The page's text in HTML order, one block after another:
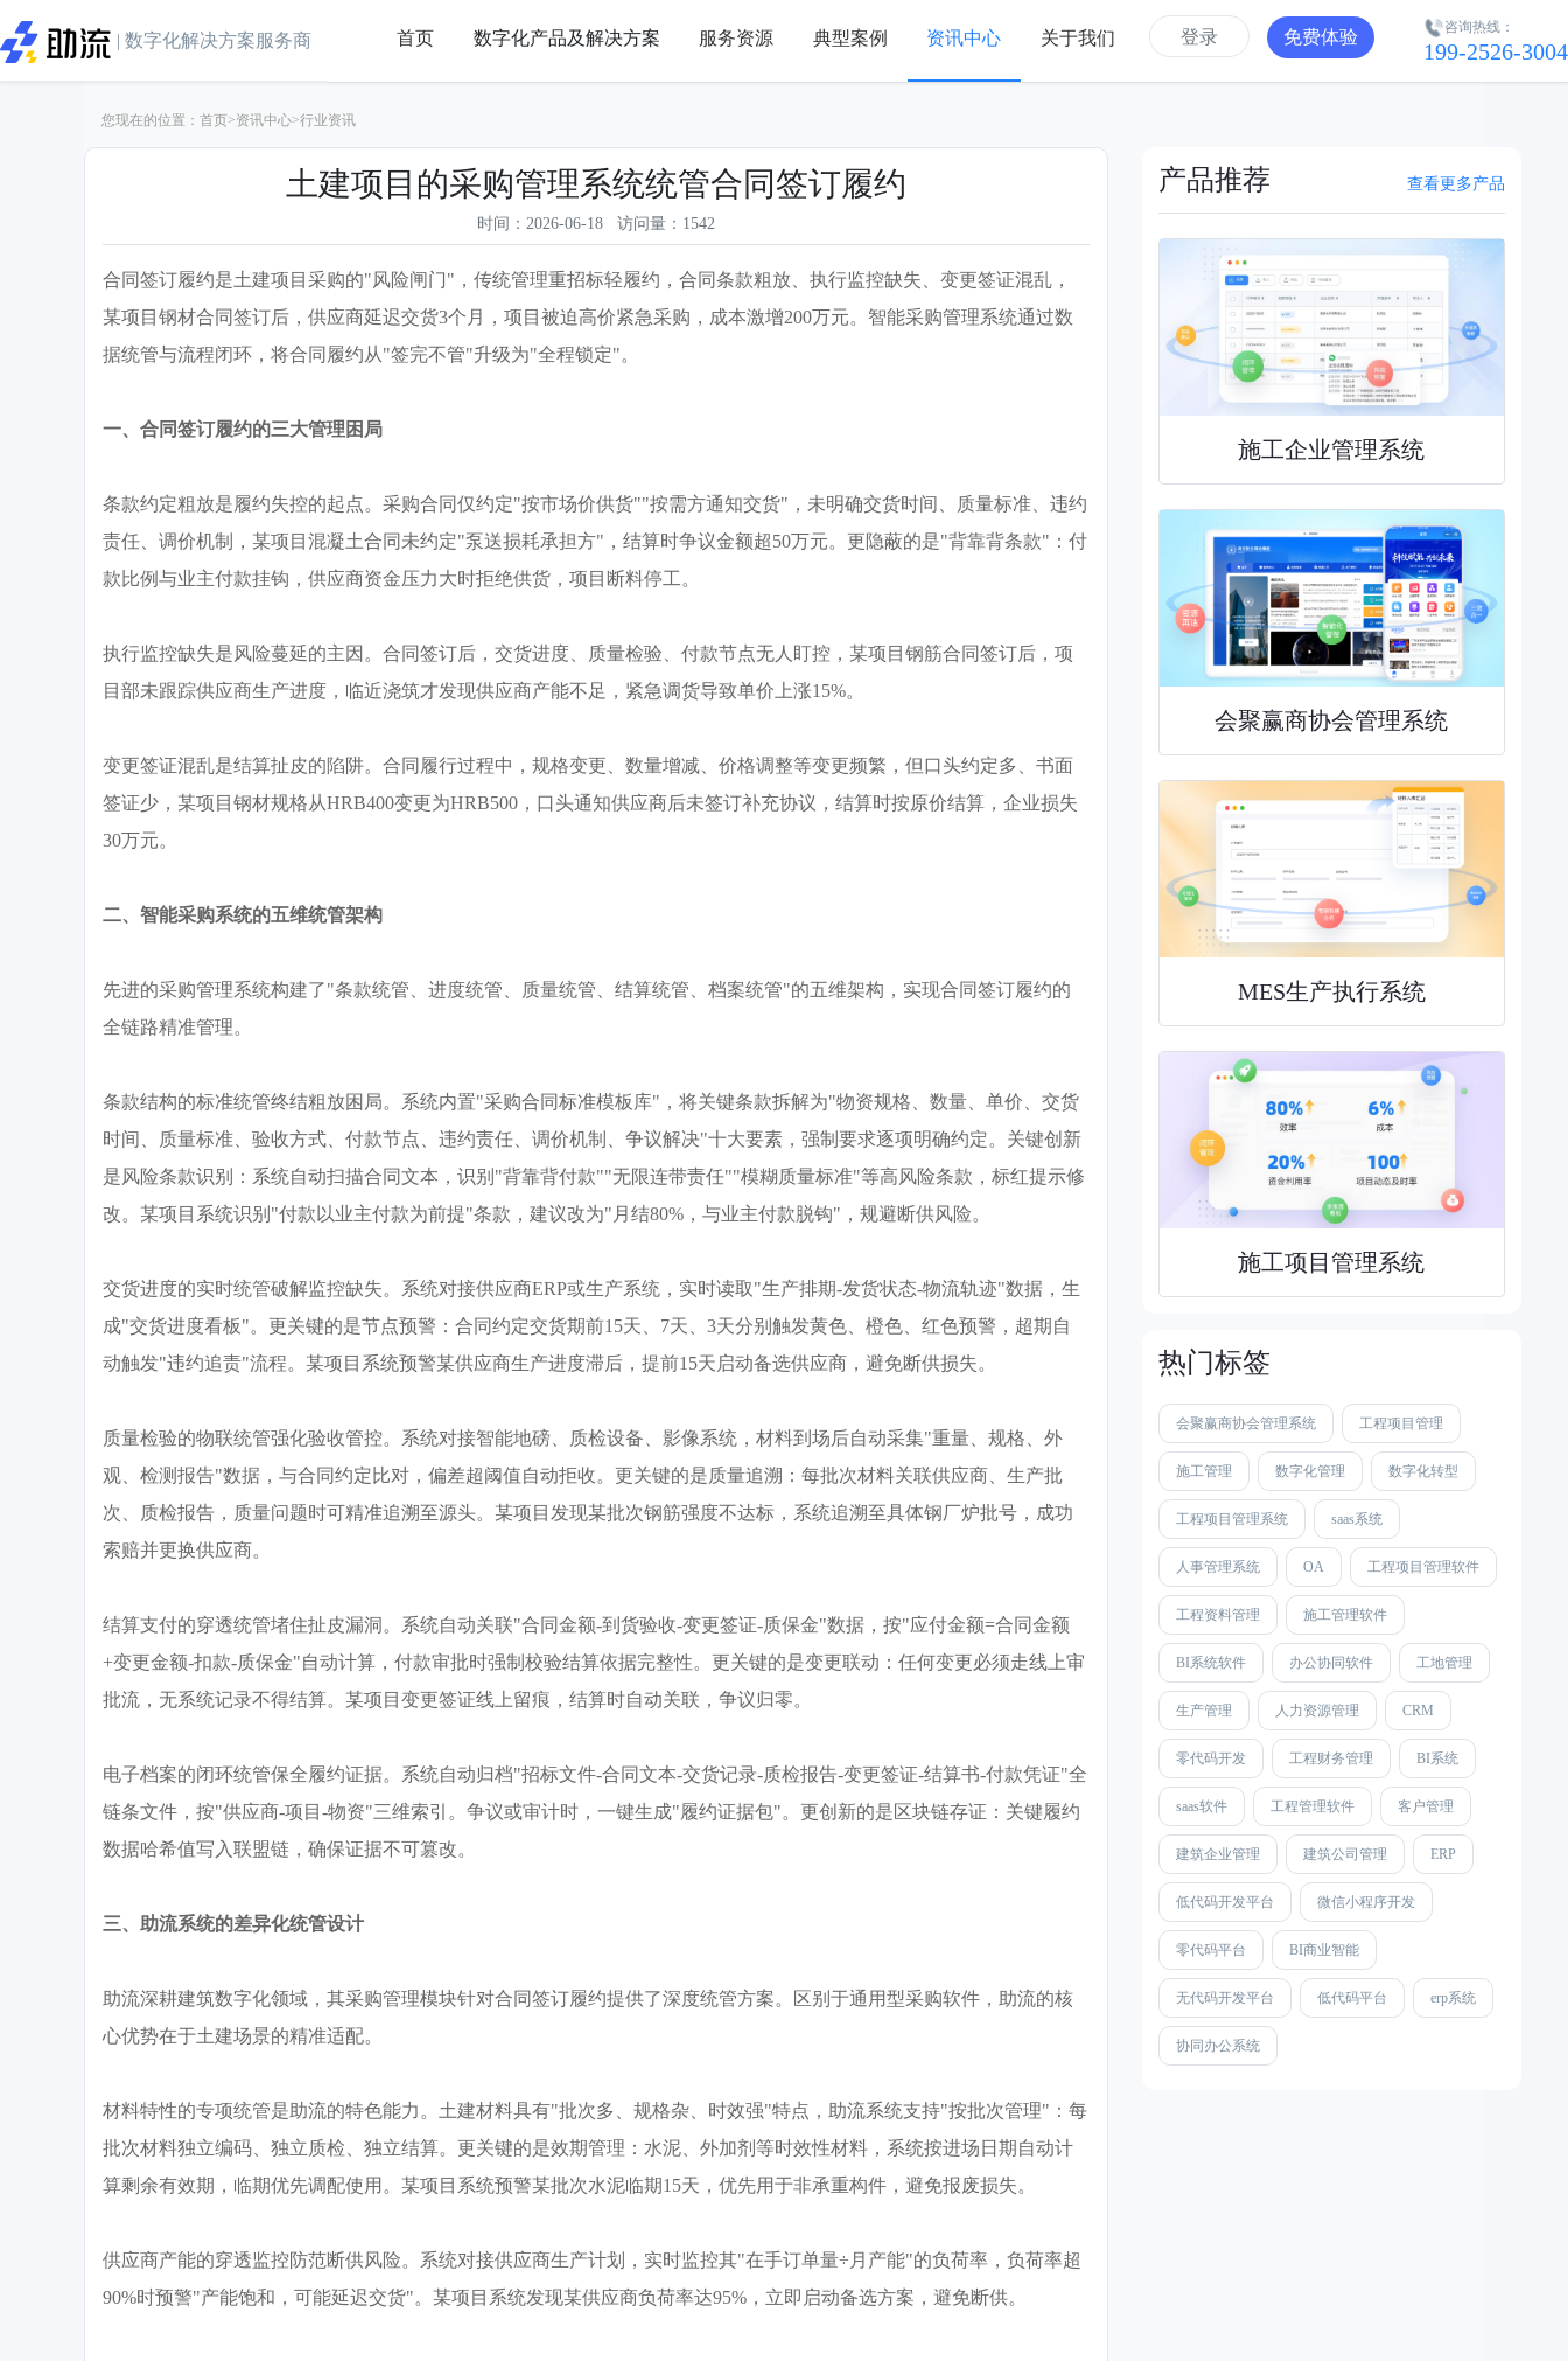
| 数字化解决方案服务商 首页 数字化产品及解决方案 服务资源 典型案例 资讯中心 关于我们 登录 免费体验 咨询热线：
199-2526-3004
您现在的位置： 首页>资讯中心>行业资讯
土建项目的采购管理系统统管合同签订履约
时间：2026-06-18 访问量：1542
合同签订履约是土建项目采购的"风险闸门"，传统管理重招标轻履约，合同条款粗放、执行监控缺失、变更签证混乱，
某项目钢材合同签订后，供应商延迟交货3个月，项目被迫高价紧急采购，成本激增200万元。智能采购管理系统通过数
据统管与流程闭环，将合同履约从"签完不管"升级为"全程锁定"。
一、合同签订履约的三大管理困局
条款约定粗放是履约失控的起点。采购合同仅约定"按市场价供货""按需方通知交货"，未明确交货时间、质量标准、违约
责任、调价机制，某项目混凝土合同未约定"泵送损耗承担方"，结算时争议金额超50万元。更隐蔽的是"背靠背条款"：付
款比例与业主付款挂钩，供应商资金压力大时拒绝供货，项目断料停工。
执行监控缺失是风险蔓延的主因。合同签订后，交货进度、质量检验、付款节点无人盯控，某项目钢筋合同签订后，项
目部未跟踪供应商生产进度，临近浇筑才发现供应商产能不足，紧急调货导致单价上涨15%。
变更签证混乱是结算扯皮的陷阱。合同履行过程中，规格变更、数量增减、价格调整等变更频繁，但口头约定多、书面
签证少，某项目钢材规格从HRB400变更为HRB500，口头通知供应商后未签订补充协议，结算时按原价结算，企业损失
30万元。
二、智能采购系统的五维统管架构
先进的采购管理系统构建了"条款统管、进度统管、质量统管、结算统管、档案统管"的五维架构，实现合同签订履约的
全链路精准管理。
条款结构的标准统管终结粗放困局。系统内置"采购合同标准模板库"，将关键条款拆解为"物资规格、数量、单价、交货
时间、质量标准、验收方式、付款节点、违约责任、调价机制、争议解决"十大要素，强制要求逐项明确约定。关键创新
是风险条款识别：系统自动扫描合同文本，识别"背靠背付款""无限连带责任""模糊质量标准"等高风险条款，标红提示修
改。某项目系统识别"付款以业主付款为前提"条款，建议改为"月结80%，与业主付款脱钩"，规避断供风险。
交货进度的实时统管破解监控缺失。系统对接供应商ERP或生产系统，实时读取"生产排期-发货状态-物流轨迹"数据，生
成"交货进度看板"。更关键的是节点预警：合同约定交货期前15天、7天、3天分别触发黄色、橙色、红色预警，超期自
动触发"违约追责"流程。某项目系统预警某供应商生产进度滞后，提前15天启动备选供应商，避免断供损失。
质量检验的物联统管强化验收管控。系统对接智能地磅、质检设备、影像系统，材料到场后自动采集"重量、规格、外
观、检测报告"数据，与合同约定比对，偏差超阈值自动拒收。更关键的是质量追溯：每批次材料关联供应商、生产批
次、质检报告，质量问题时可精准追溯至源头。某项目发现某批次钢筋强度不达标，系统追溯至具体钢厂炉批号，成功
索赔并更换供应商。
结算支付的穿透统管堵住扯皮漏洞。系统自动关联"合同金额-到货验收-变更签证-质保金"数据，按"应付金额=合同金额
+变更金额-扣款-质保金"自动计算，付款审批时强制校验结算依据完整性。更关键的是变更联动：任何变更必须走线上审
批流，无系统记录不得结算。某项目变更签证线上留痕，结算时自动关联，争议归零。
电子档案的闭环统管保全履约证据。系统自动归档"招标文件-合同文本-交货记录-质检报告-变更签证-结算书-付款凭证"全
链条文件，按"供应商-项目-物资"三维索引。争议或审计时，一键生成"履约证据包"。更创新的是区块链存证：关键履约
数据哈希值写入联盟链，确保证据不可篡改。
三、助流系统的差异化统管设计
助流深耕建筑数字化领域，其采购管理模块针对合同签订履约提供了深度统管方案。区别于通用型采购软件，助流的核
心优势在于土建场景的精准适配。
材料特性的专项统管是助流的特色能力。土建材料具有"批次多、规格杂、时效强"特点，助流系统支持"按批次管理"：每
批次材料独立编码、独立质检、独立结算。更关键的是效期管理：水泥、外加剂等时效性材料，系统按进场日期自动计
算剩余有效期，临期优先调配使用。某项目系统预警某批次水泥临期15天，优先用于非承重构件，避免报废损失。
供应商产能的穿透监控防范断供风险。系统对接供应商生产计划，实时监控其"在手订单量÷月产能"的负荷率，负荷率超
90%时预警"产能饱和，可能延迟交货"。某项目系统发现某供应商负荷率达95%，立即启动备选方案，避免断供。
产品推荐 查看更多产品
施工企业管理系统
会聚赢商协会管理系统
MES生产执行系统
施工项目管理系统
热门标签
会聚赢商协会管理系统 工程项目管理
施工管理 数字化管理 数字化转型
工程项目管理系统 saas系统
人事管理系统 OA 工程项目管理软件
工程资料管理 施工管理软件
BI系统软件 办公协同软件 工地管理
生产管理 人力资源管理 CRM
零代码开发 工程财务管理 BI系统
saas软件 工程管理软件 客户管理
建筑企业管理 建筑公司管理 ERP
低代码开发平台 微信小程序开发
零代码平台 BI商业智能
无代码开发平台 低代码平台 erp系统
协同办公系统